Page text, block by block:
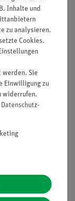
insgesamt 22
-ausbreitung
Wellen
in die
da
menschlichen
und worüber sie
Inhalte und
zu analysieren.
Cookies.
werden. Sie
Einwilligung zu
widerrufen.
Daten­schutz­